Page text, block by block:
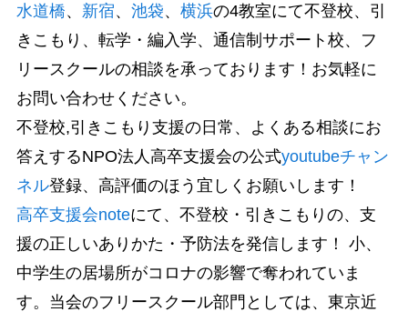
水道橋、 新宿、 池袋、 横浜の4教室にて不登校、引
きこもり、転学・編入学、通信制サポート校、フ
リースクールの相談を承っております！お気軽に
お問い合わせください。
不登校,引きこもり支援の日常、よくある相談にお
答えするNPO法人高卒支援会の公式youtubeチャン
ネル登録、高評価のほう宜しくお願いします！
高卒支援会noteにて、不登校・引きこもりの、支
援の正しいありかた・予防法を発信します！ 小、
中学生の居場所がコロナの影響で奪われていま
す。当会のフリースクール部門としては、東京近